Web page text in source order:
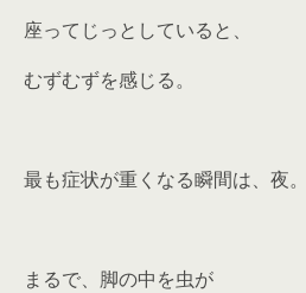
座ってじっとしていると、
むずむずを感じる。
最も症状が重くなる瞬間は、夜。
まるで、脚の中を虫が